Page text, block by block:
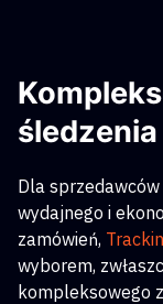
Dla
wydajnego i
zamówień,
wyborem,
kompleksowego